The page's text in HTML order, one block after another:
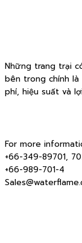
Những trang trại
bên trong chính
phí, hiệu suất và
For more
+66-349-89701,
+66-989-701-4